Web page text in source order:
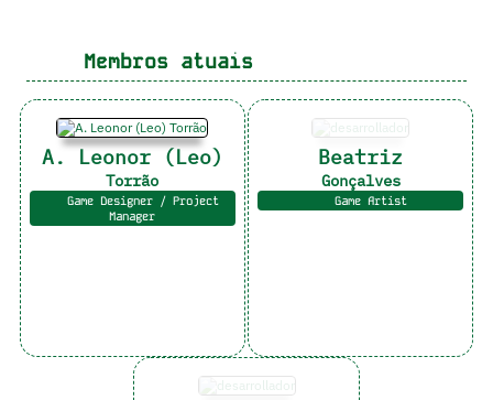
Membros atuais
A. Leonor (Leo)
Torrão
Game Designer / Project
Manager
Beatriz
Gonçalves
Game Artist